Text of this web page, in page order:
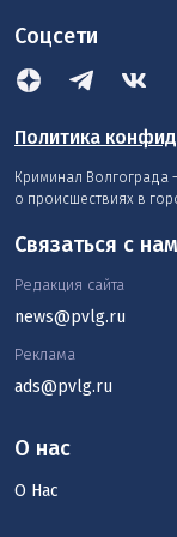
Соцсети
Политика
Криминал Волгограда
о происшествиях в
О нас
О Нас
Связаться с
Редакция сайта
news@pvlg.ru
Реклама
ads@pvlg.ru